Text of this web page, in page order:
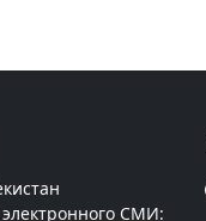
СМИ: